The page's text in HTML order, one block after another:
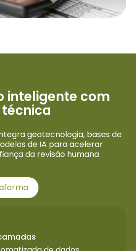
inteligente com
geotecnologia, bases de
de IA para acelerar
da revisão humana